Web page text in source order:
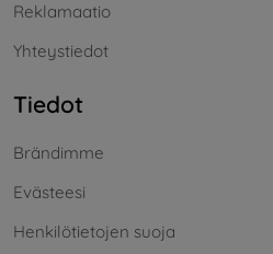
Reklamaatio
Yhteystiedot
Tiedot
Brändimme
Evästeesi
Henkilötietojen suoja